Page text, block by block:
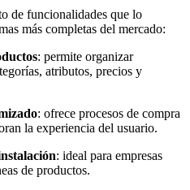
de funcionalidades que lo
más completas del mercado:
: permite organizar
atributos, precios y
: ofrece procesos de compra
la experiencia del usuario.
: ideal para empresas
de productos.